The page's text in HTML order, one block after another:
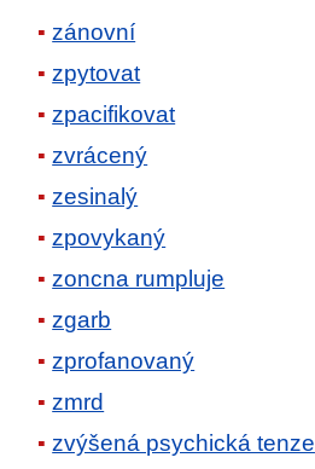
zánovní
zpytovat
zpacifikovat
zvrácený
zesinalý
zpovykaný
zoncna rumpluje
zgarb
zprofanovaný
zmrd
zvýšená psychická tenze